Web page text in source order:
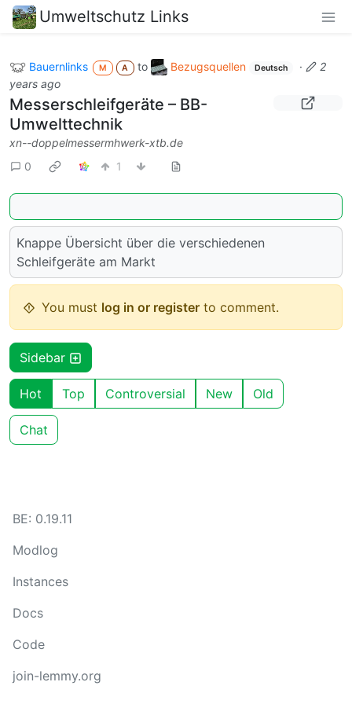
Umweltschutz Links
Bauernlinks M A to Bezugsquellen Deutsch ·
2
years ago
Messerschleifgeräte – BB-
Umwelttechnik
xn--doppelmessermhwerk-xtb.de
0
1
Knappe Übersicht über die verschiedenen
Schleifgeräte am Markt
You must log in or register to comment.
Sidebar
Hot Top Controversial New Old
Chat
BE: 0.19.11
Modlog
Instances
Docs
Code
join-lemmy.org